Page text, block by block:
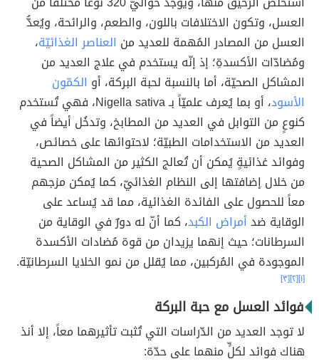
العسل، وتكون الاختلافات باللون، والطعم، والرائحة، ويُعدُّ
العسل من المصادر المُهمة للعديد من العناصر الغذائيّة،
ومُضادّات الأكسدةِ؛ إذ إنّه يستخدم في علاج العديد من
المشاكل الصحيّة، أما بالنسبة لحبة البركة، أو الكمّون
الأسود
، أو بما يُعرف علميّاً بـ Nigella sativa، فهي تُستخدم
كنوعٍ من التوابل في العديد من المطابخ، وتدخُل أيضاً في
العديد من الاستخدامات الطبيّة؛ لاحتوائها على خصائص،
وفوائد غذائيةٍ يُمكن أن تُعالج الكثير من المشاكل الصحية
من خلال إضافتها إلى النظام الغذائيّ، كما يُمكن مزجهم
معاً للحصول على الفائدة الغذائية، مما قد يُساعد على
الوقاية ضدأمراض الكبد، كما أنّ له دورٌ في الوقاية من
السرطانات؛ حيث إنهما يزيدان من قوة مُضادات الأكسدة
الموجودة في المُركبين، مما يُقلل من نمو الخلايا السرطانيّة.
[١] [٢] [٣]
فوائد العسل مع حبة البركة
لا توجد العديد من الدّراسات التي تُثبت تأثيرهما معاً، إلا أنذ
هناك فوائد لكلٍّ منهما على حدّة: